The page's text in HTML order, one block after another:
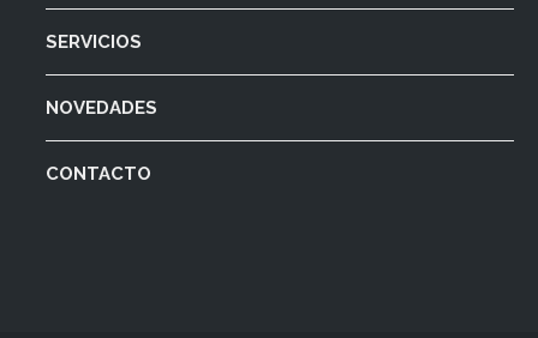
SERVICIOS
NOVEDADES
CONTACTO